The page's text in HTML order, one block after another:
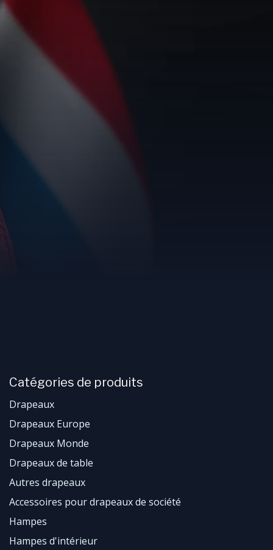
Catégories de produits
Drapeaux
Drapeaux Europe
Drapeaux Monde
​Drapeaux de table
Autres drapeaux
Accessoires pour drapeaux de société
Hampes
Hampes d'intérieur